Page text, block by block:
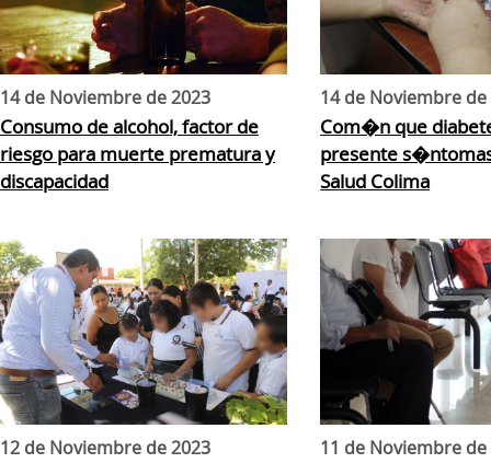
14 de Noviembre de 2023
Consumo de alcohol, factor de
riesgo para muerte prematura y
discapacidad
14 de Noviembre de
Com�n que
presente
Salud Colima
12 de Noviembre de 2023 11 de Noviembre de